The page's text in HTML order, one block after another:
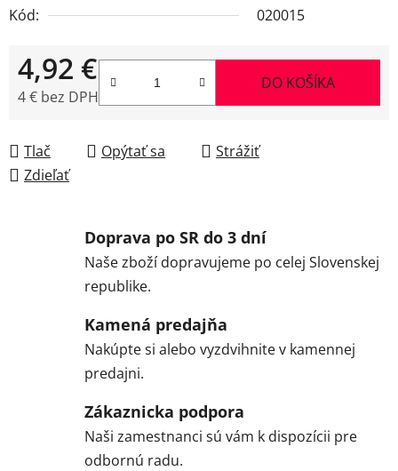
Kód:
020015
4,92 €
4 € bez DPH
DO KOŠÍKA
Tlač Opýtať sa
Strážiť
Zdieľať
Doprava po SR do 3 dní
Naše zboží dopravujeme po celej Slovenskej
republike.
Kamená predajňa
Nakúpte si alebo vyzdvihnite v kamennej
predajni.
Zákaznicka podpora
Naši zamestnanci sú vám k dispozícii pre
odbornú radu.